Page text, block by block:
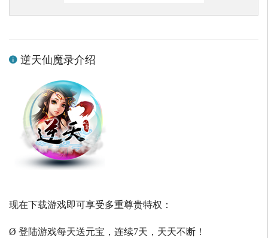
逆天仙魔录介绍
现在下载游戏即可享受多重尊贵特权：
Ø 登陆游戏每天送元宝，连续7天，天天不断！